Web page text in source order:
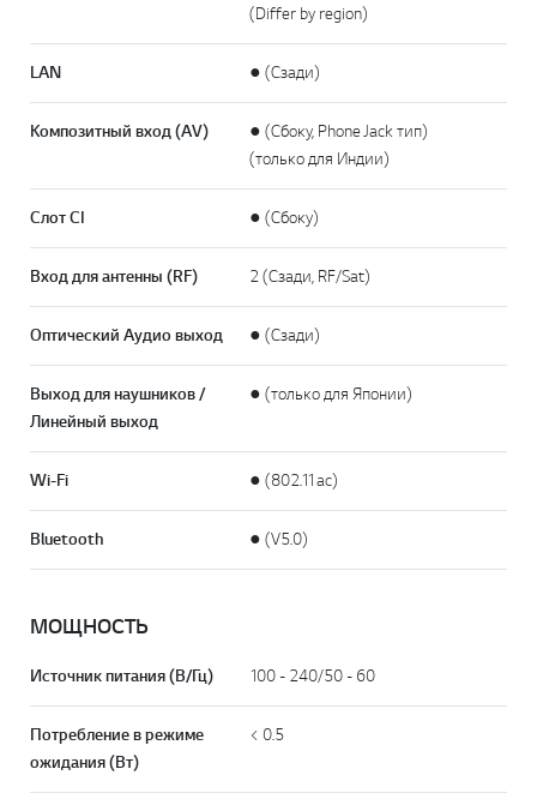
(Differ by region)
LAN ● (Сзади)
Композитный вход (AV)
● (Сбоку, Phone Jack тип)
(только для Индии)
Слот CI ● (Сбоку)
Вход для антенны (RF) 2 (Сзади, RF/Sat)
Оптический Аудио выход ● (Сзади)
Выход для наушников /
Линейный выход
● (только для Японии)
Wi-Fi ● (802.11ac)
Bluetooth ● (V5.0)
МОЩНОСТЬ
Источник питания (В/Гц) 100 - 240/50 - 60
Потребление в режиме
ожидания (Вт)
< 0.5